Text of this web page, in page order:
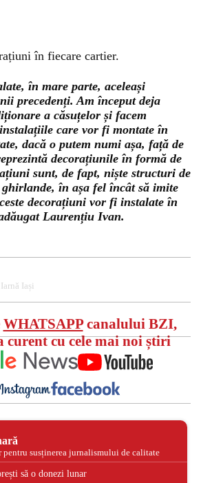
în fiecare cartier.
în mare parte, aceleași
precedenți. Am început deja
a căsuțelor și facem
care vor fi montate în
dacă o putem numi așa, față de
decorațiunile în formă de
sunt, de fapt, niște structuri de
în așa fel încât să imite
decorațiuni vor fi instalate în
Laurențiu Ivan.
Iași
WHATSAPPcanalului BZI,
curent cu cele mai noi știri
pentru susținerea jurnalismului de calitate
să o donezi lunar